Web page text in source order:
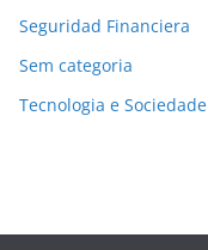
Seguridad Financiera
Sem categoria
Tecnologia e Sociedade